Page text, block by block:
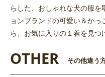
らした、おしゃれな犬の服
ョンブランドの可愛い＆か
ら、お気に入りの１着を見つ
OTHER その他違う